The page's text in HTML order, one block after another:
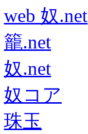
web 奴.net
籠.net
奴.net
奴コア
珠玉